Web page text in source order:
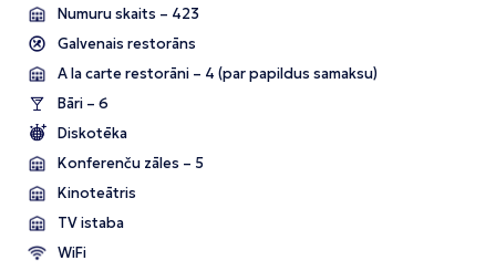
Numuru skaits – 423
Galvenais restorāns
A la carte restorāni – 4 (par papildus samaksu)
Bāri – 6
Diskotēka
Konferenču zāles – 5
Kinoteātris
TV istaba
WiFi